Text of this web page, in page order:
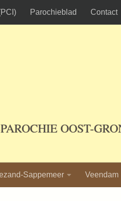
Parochieblad Contact
OOST-
Sappemeer Veendam